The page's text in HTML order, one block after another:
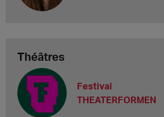
Théâtres
Festival
THEATERFORMEN